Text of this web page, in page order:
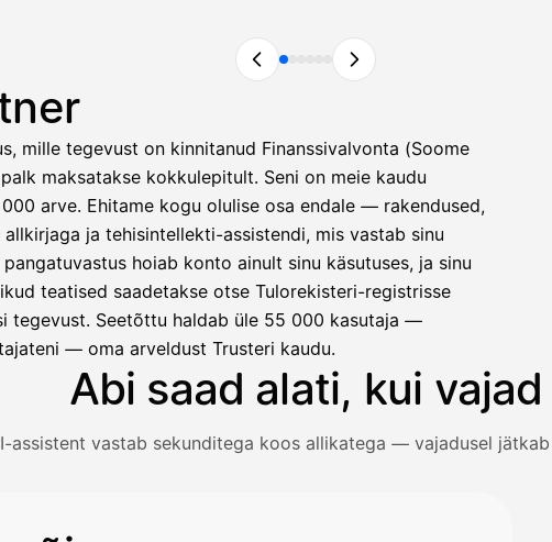
mille tegevust on kinnitanud Finanssivalvonta (Soome
maksatakse kokkulepitult. Seni on meie kaudu
arve. Ehitame kogu olulise osa endale — rakendused,
ja tehisintellekti-assistendi, mis vastab sinu
hoiab konto ainult sinu käsutuses, ja sinu
teatised saadetakse otse Tulorekisteri-registrisse
tegevust. Seetõttu haldab üle 55 000 kasutaja —
— oma arveldust Trusteri kaudu.
Abi saad alati, kui vajad
assistent vastab sekunditega koos allikatega — vajadusel jätkab
Miten lisään kuitin?
Skannaa kuitti.